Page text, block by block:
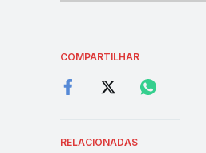
COMPARTILHAR
RELACIONADAS